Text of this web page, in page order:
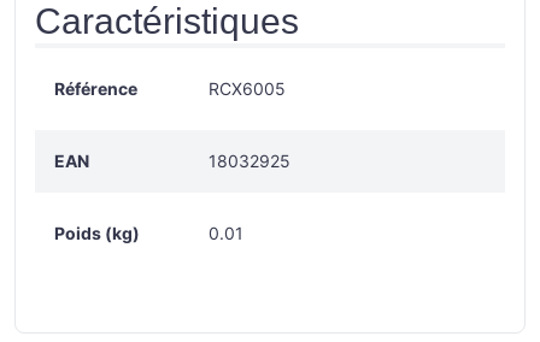
Caractéristiques
Référence RCX6005
EAN 18032925
Poids (kg) 0.01